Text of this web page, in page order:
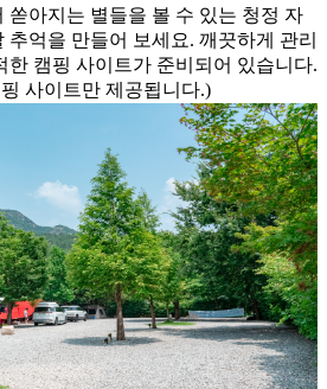
쏟아지는 별들을 볼 수 있는 청정 자
억을 만들어 보세요. 깨끗하게 관리
한 캠핑 사이트가 준비되어 있습니다.
사이트만 제공됩니다.)